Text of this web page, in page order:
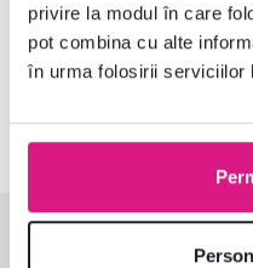
privire la modul în care
pot combina cu alte
în urma folosirii serviciilor
Nu ați găsit
Contactați-ne și vă
Evaluări produs